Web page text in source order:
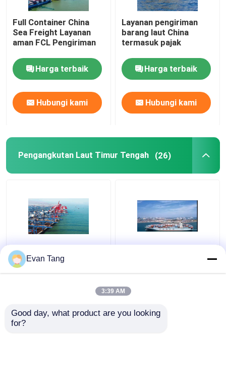
Full Container China
Sea Freight Layanan
aman FCL Pengiriman
Harga terbaik
Hubungi kami
Layanan pengiriman
barang laut China
termasuk pajak
Harga terbaik
Hubungi kami
Pengangkutan Laut Timur Tengah (26)
Baterai / Power Bank /
Merek Komersial
Cina
Pengiriman
International Freight
Forwarding DDP Ke
Dubai Iran Dengan SEA
Evan Tang
3:39 AM
Good day, what product are you looking
for?